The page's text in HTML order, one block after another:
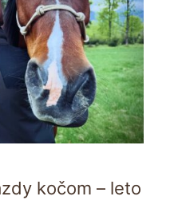
kočom – leto